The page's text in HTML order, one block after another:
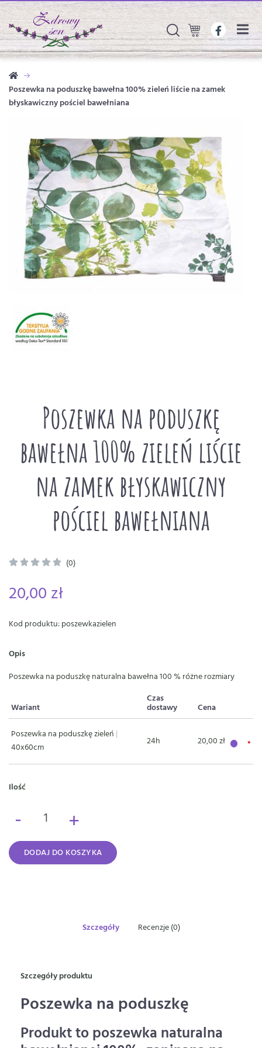
Poszewka na poduszkę bawełna 100% zieleń liście na zamek
błyskawiczny pościel bawełniana
Poszewka na poduszkę
bawełna 100% zieleń liście
na zamek błyskawiczny
pościel bawełniana
(0)
20,00 zł
Kod produktu: poszewkazielen
Opis
Poszewka na poduszkę naturalna bawełna 100 % różne rozmiary
Wariant
Czas
dostawy
Cena
Poszewka na poduszkę zieleń |
40x60cm
24h 20,00 zł
Ilość
- +
DODAJ DO KOSZYKA
Szczegóły Recenzje (0)
Szczegóły produktu
Poszewka na poduszkę
Produkt to poszewka naturalna